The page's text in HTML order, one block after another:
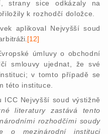
strany sice odkázaly na
k rozhodčí doložce.
aplikoval Nejvyšší soud
itráži. [12]
úmluvy o obchodní
smlouvy ujednat, že své
v tomto případě se
této instituce.
ICC Nejvyšší soud výstižně
literatury zastává tento
rozhodčími soudy
o mezinárodní instituci